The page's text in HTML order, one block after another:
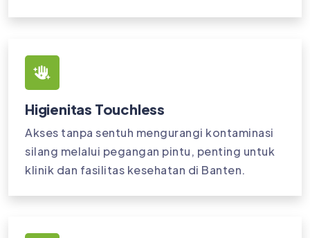
Higienitas Touchless
Akses tanpa sentuh mengurangi kontaminasi
silang melalui pegangan pintu, penting untuk
klinik dan fasilitas kesehatan di Banten.